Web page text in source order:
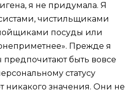
я не придумала. Я
чистильщиками
посуды или
Прежде я
предпочитают быть вовсе
статусу
никакого значения. Они не